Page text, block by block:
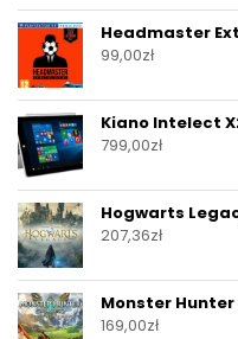
Headmaster
99,00zł
Kiano Intelect
799,00zł
Hogwarts
207,36zł
Monster Hunter
169,00zł